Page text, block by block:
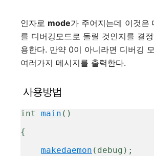
인자로 mode가 주어지는데 이것은
를 디버깅모드로 돌릴 것인지를 결
용한다. 만약 0이 아니라면 디버깅
여러가지 메시지를 출력한다.
사용방법
int main ()
{
makedaemon (debug);